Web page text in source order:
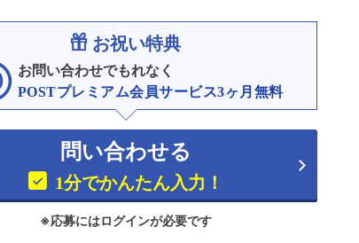
お祝い特典
お問い合わせでもれなく
POSTプレミアム会員サービス3ヶ月無料
問い合わせる
1分でかんたん入力！
※応募にはログインが必要です